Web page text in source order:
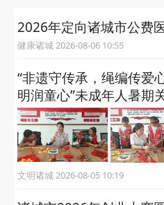
2026年定向诸城市公费
健康诸城 2026-08-06 10:55
“非遗守传承，绳编传
明润童心”未成年人暑期
文明诸城 2026-08-05 10:19